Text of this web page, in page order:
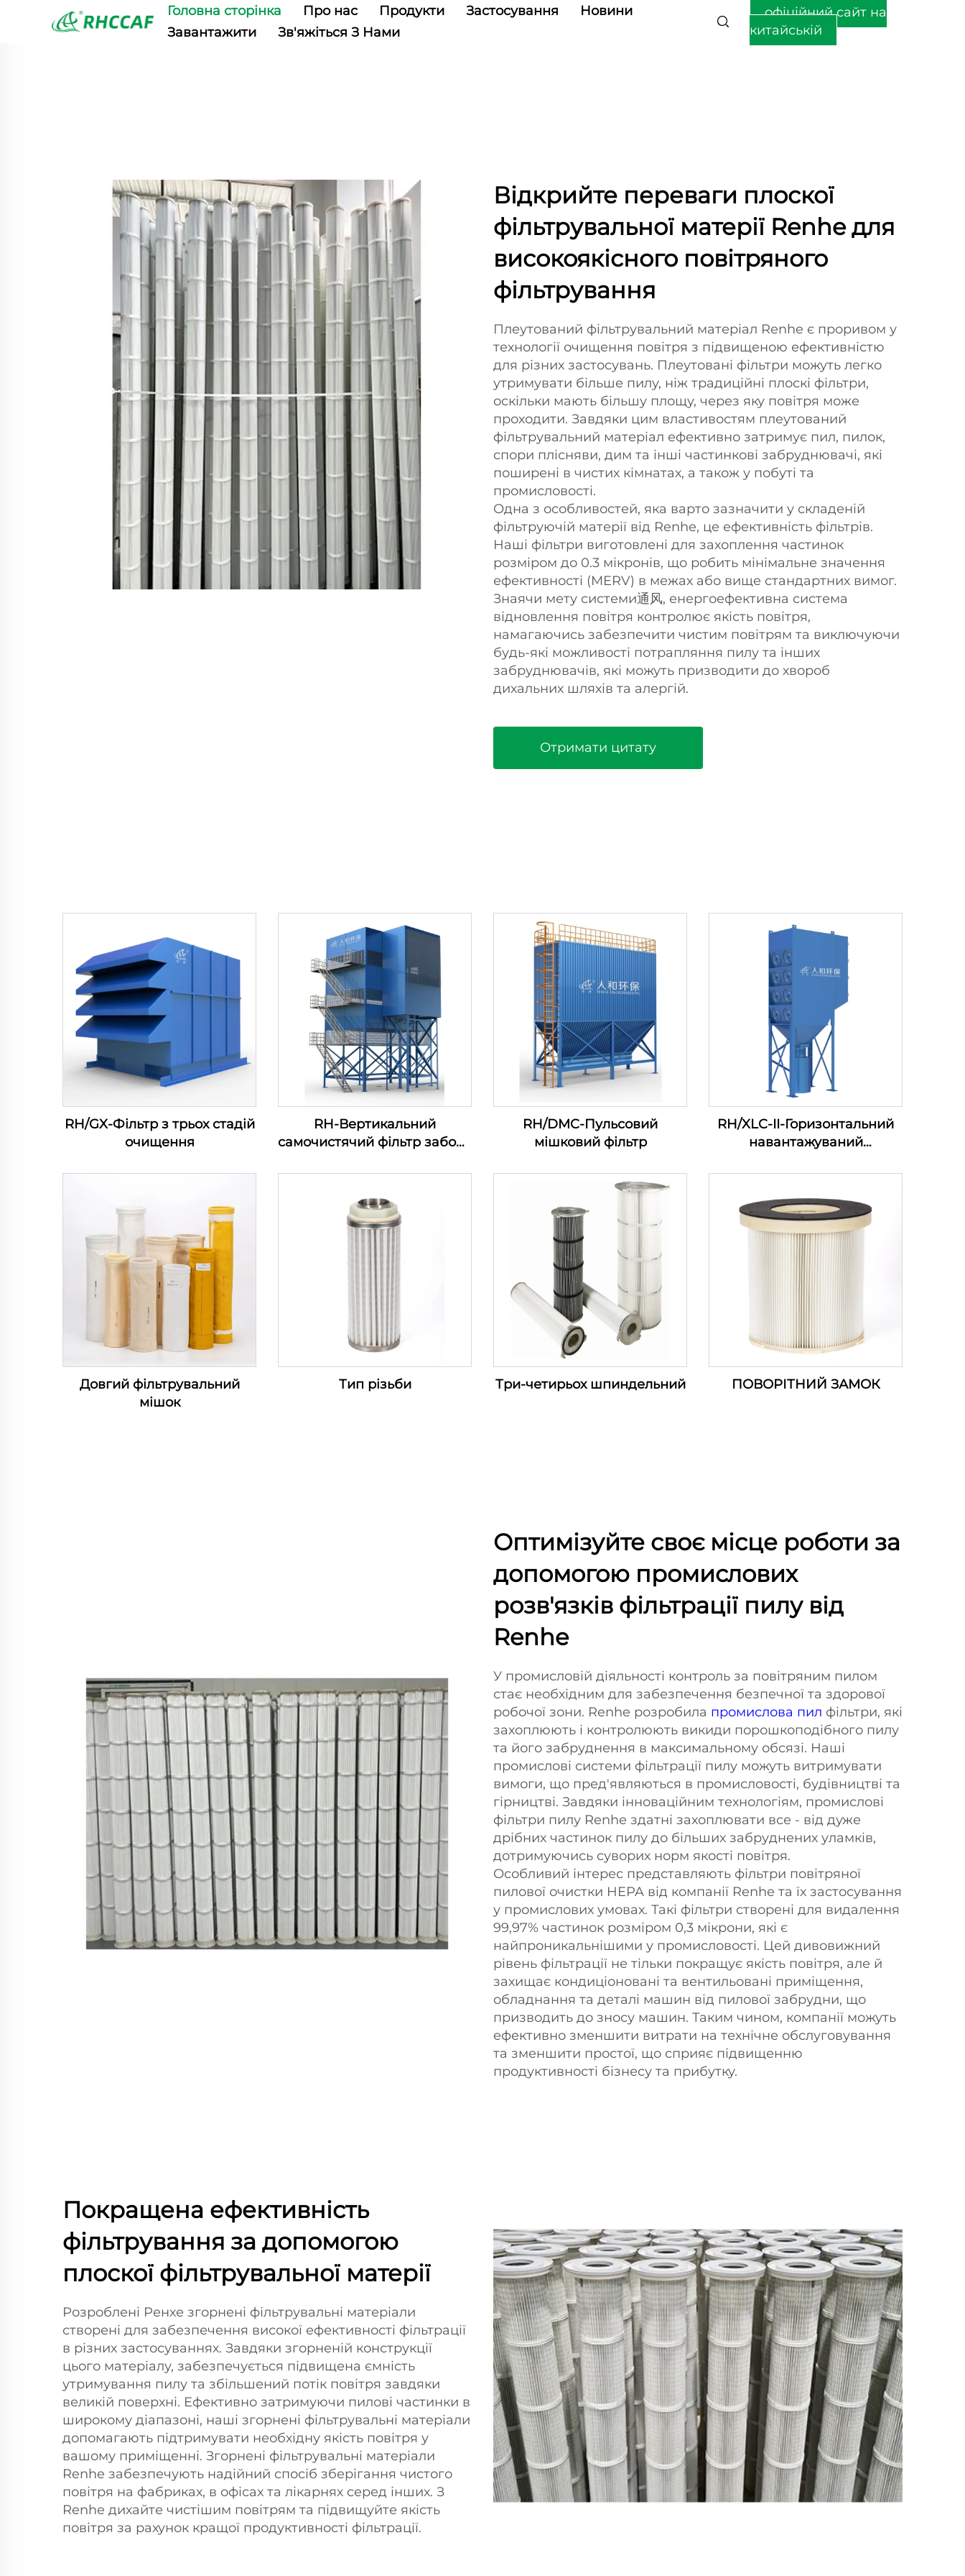
Головна сторінка Про нас Продукти Застосування
Новини
Завантажити
Зв'яжіться З Нами
офіційний сайт на
китайській
Відкрийте переваги плоскої
фільтрувальної матерії Renhe для
високоякісного повітряного
фільтрування
Плеутований фільтрувальний матеріал Renhe є проривом у
технології очищення повітря з підвищеною ефективністю
для різних застосувань. Плеутовані фільтри можуть легко
утримувати більше пилу, ніж традиційні плоскі фільтри,
оскільки мають більшу площу, через яку повітря може
проходити. Завдяки цим властивостям плеутований
фільтрувальний матеріал ефективно затримує пил, пилок,
спори плісняви, дим та інші частинкові забруднювачі, які
поширені в чистих кімнатах, а також у побуті та
промисловості.
Одна з особливостей, яка варто зазначити у складеній
фільтруючій матерії від Renhe, це ефективність фільтрів.
Наші фільтри виготовлені для захоплення частинок
розміром до 0.3 мікронів, що робить мінімальне значення
ефективності (MERV) в межах або вище стандартних вимог.
Знаячи мету системи通风, енергоефективна система
відновлення повітря контролює якість повітря,
намагаючись забезпечити чистим повітрям та виключуючи
будь-які можливості потрапляння пилу та інших
забруднювачів, які можуть призводити до хвороб
дихальних шляхів та алергій.
Отримати цитату
RH/GX-Фільтр з трьох стадій
очищення
RH-Вертикальний
самочистячий фільтр забору
RH/DMC-Пульсовий
мішковий фільтр
RH/XLC-II-Горизонтальний
навантажуваний
Довгий фільтрувальний
мішок
Тип різьби Три-четирьох шпиндельний ПОВОРІТНИЙ ЗАМОК
Оптимізуйте своє місце роботи за
допомогою промислових
розв'язків фільтрації пилу від
Renhe
У промисловій діяльності контроль за повітряним пилом
стає необхідним для забезпечення безпечної та здорової
робочої зони. Renhe розробила промислова пил фільтри, які
захоплюють і контролюють викиди порошкоподібного пилу
та його забруднення в максимальному обсязі. Наші
промислові системи фільтрації пилу можуть витримувати
вимоги, що пред'являються в промисловості, будівництві та
гірництві. Завдяки інноваційним технологіям, промислові
фільтри пилу Renhe здатні захоплювати все - від дуже
дрібних частинок пилу до більших забруднених уламків,
дотримуючись суворих норм якості повітря.
Особливий інтерес представляють фільтри повітряної
пилової очистки HEPA від компанії Renhe та їх застосування
у промислових умовах. Такі фільтри створені для видалення
99,97% частинок розміром 0,3 мікрони, які є
найпроникальнішими у промисловості. Цей дивовижний
рівень фільтрації не тільки покращує якість повітря, але й
захищає кондиціоновані та вентильовані приміщення,
обладнання та деталі машин від пилової забрудни, що
призводить до зносу машин. Таким чином, компанії можуть
ефективно зменшити витрати на технічне обслуговування
та зменшити простої, що сприяє підвищенню
продуктивності бізнесу та прибутку.
Покращена ефективність
фільтрування за допомогою
плоскої фільтрувальної матерії
Розроблені Ренхе згорнені фільтрувальні матеріали
створені для забезпечення високої ефективності фільтрації
в різних застосуваннях. Завдяки згорненій конструкції
цього матеріалу, забезпечується підвищена ємність
утримування пилу та збільшений потік повітря завдяки
великій поверхні. Ефективно затримуючи пилові частинки в
широкому діапазоні, наші згорнені фільтрувальні матеріали
допомагають підтримувати необхідну якість повітря у
вашому приміщенні. Згорнені фільтрувальні матеріали
Renhe забезпечують надійний спосіб зберігання чистого
повітря на фабриках, в офісах та лікарнях серед інших. З
Renhe дихайте чистішим повітрям та підвищуйте якість
повітря за рахунок кращої продуктивності фільтрації.